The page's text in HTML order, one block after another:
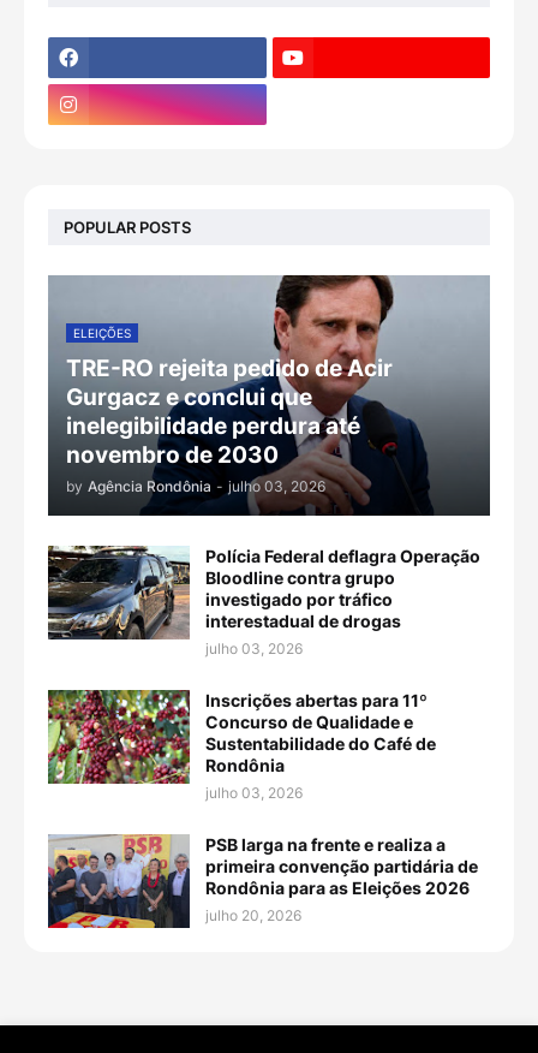
POPULAR POSTS
ELEIÇÕES
TRE-RO rejeita pedido de Acir
Gurgacz e conclui que
inelegibilidade perdura até
novembro de 2030
by Agência Rondônia - julho 03, 2026
Polícia Federal deflagra Operação
Bloodline contra grupo
investigado por tráfico
interestadual de drogas
julho 03, 2026
Inscrições abertas para 11º
Concurso de Qualidade e
Sustentabilidade do Café de
Rondônia
julho 03, 2026
PSB larga na frente e realiza a
primeira convenção partidária de
Rondônia para as Eleições 2026
julho 20, 2026